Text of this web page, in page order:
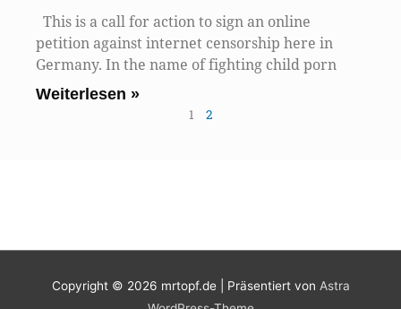
This is a call for action to sign an online
petition against internet censorship here in
Germany. In the name of fighting child porn
Weiterlesen »
1 2
Copyright © 2026 mrtopf.de| Präsentiert von Astra